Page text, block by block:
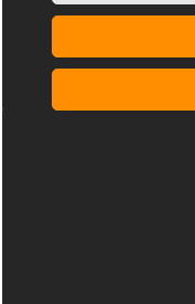
Een complete
een kidsburger